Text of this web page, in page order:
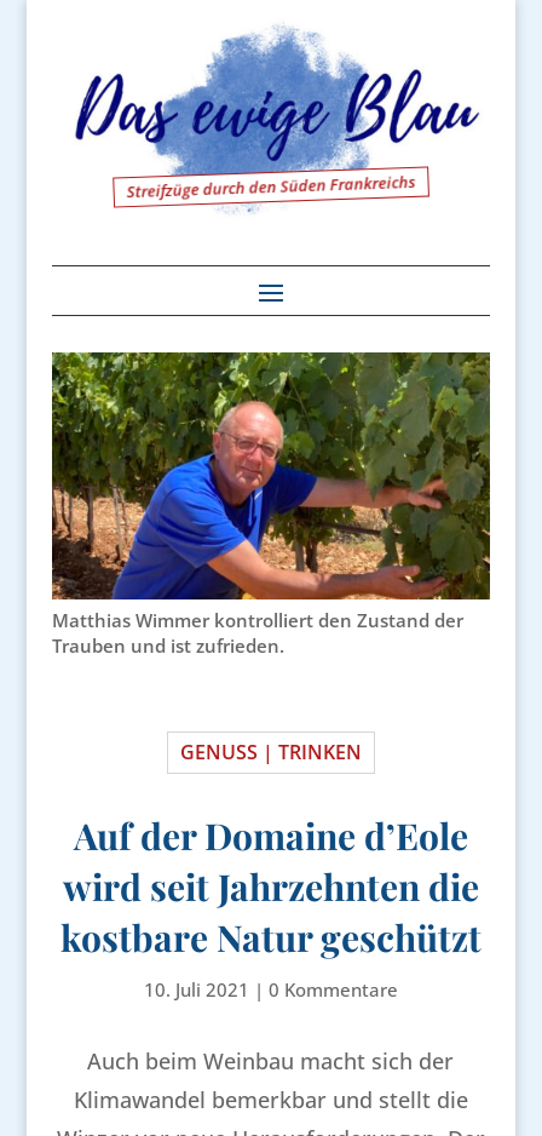
Streifzüge durch den Süden Frankreichs
Matthias Wimmer kontrolliert den Zustand der
Trauben und ist zufrieden.
GENUSS | TRINKEN
Auf der Domaine d’Eole
wird seit Jahrzehnten die
kostbare Natur geschützt
10. Juli 2021 | 0 Kommentare
Auch beim Weinbau macht sich der
Klimawandel bemerkbar und stellt die